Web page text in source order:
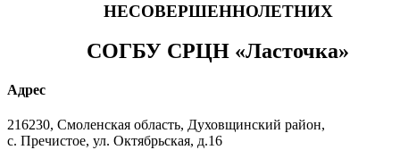
НЕСОВЕРШЕННОЛЕТНИХ
СОГБУ СРЦН «Ласточка»
Адрес
216230, Смоленская область, Духовщинский район,
с. Пречистое, ул. Октябрьская, д.16